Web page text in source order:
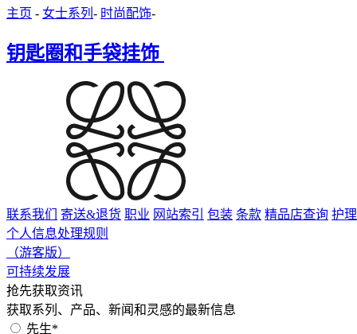
主页 - 女士系列 - 时尚配饰-
钥匙圈和手袋挂饰
联系我们 寄送&退货 职业 网站索引 包装 条款 精品店查询 护
个人信息处理规则
（游客版）
可持续发展
抢先获取资讯
获取系列、产品、新闻和灵感的最新信息
先生*